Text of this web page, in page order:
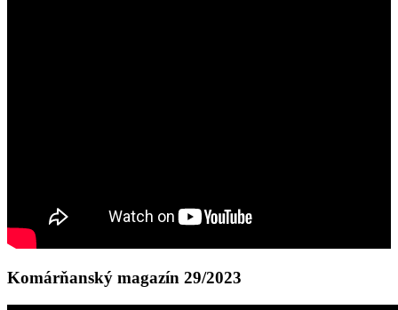
Komárňanský magazín 29/2023